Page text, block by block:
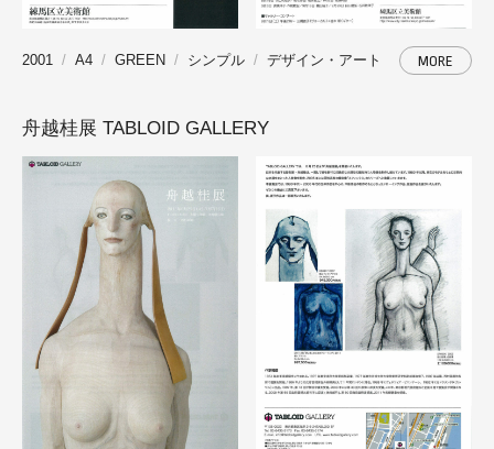
2001 A4 GREEN シンプル デザイン・アート MORE
舟越桂展 TABLOID GALLERY